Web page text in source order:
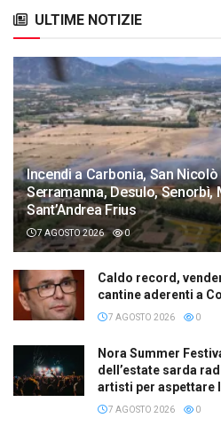
ULTIME NOTIZIE
Incendi a Carbonia, San Nicolò
Serramanna, Desulo, Senorbì,
Sant’Andrea Frius
7 AGOSTO 2026 0
Caldo record,
cantine aderenti a
7 AGOSTO 2026 0
Nora Summer
dell’estate sarda
artisti per aspettare
7 AGOSTO 2026 0